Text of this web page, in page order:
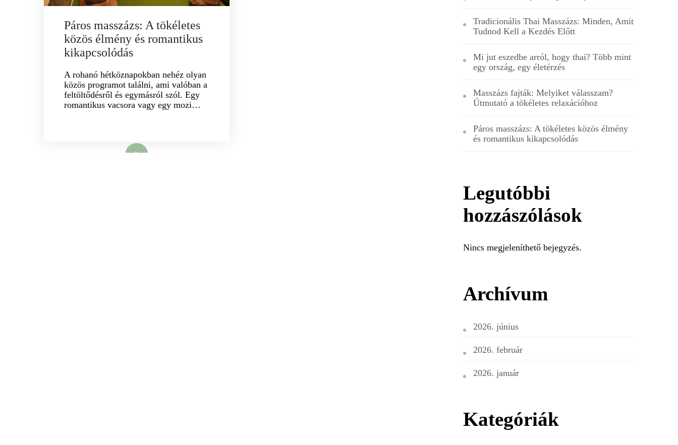
Páros masszázs: A tökéletes
közös élmény és romantikus
kikapcsolódás
A rohanó hétköznapokban nehéz olyan
közös programot találni, ami valóban a
feltöltődésről és egymásról szól. Egy
romantikus vacsora vagy egy mozi…
Tradicionális Thai Masszázs: Minden, Amit
Tudnod Kell a Kezdés Előtt
Mi jut eszedbe arról, hogy thai? Több mint
egy ország, egy életérzés
Masszázs fajták: Melyiket válasszam?
Útmutató a tökéletes relaxációhoz
Páros masszázs: A tökéletes közös élmény
és romantikus kikapcsolódás
Legutóbbi
hozzászólások
Nincs megjeleníthető bejegyzés.
Archívum
2026. június
2026. február
2026. január
Kategóriák